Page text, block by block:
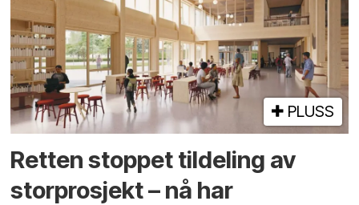
PLUSS
Retten stoppet tildeling av
storprosjekt – nå har